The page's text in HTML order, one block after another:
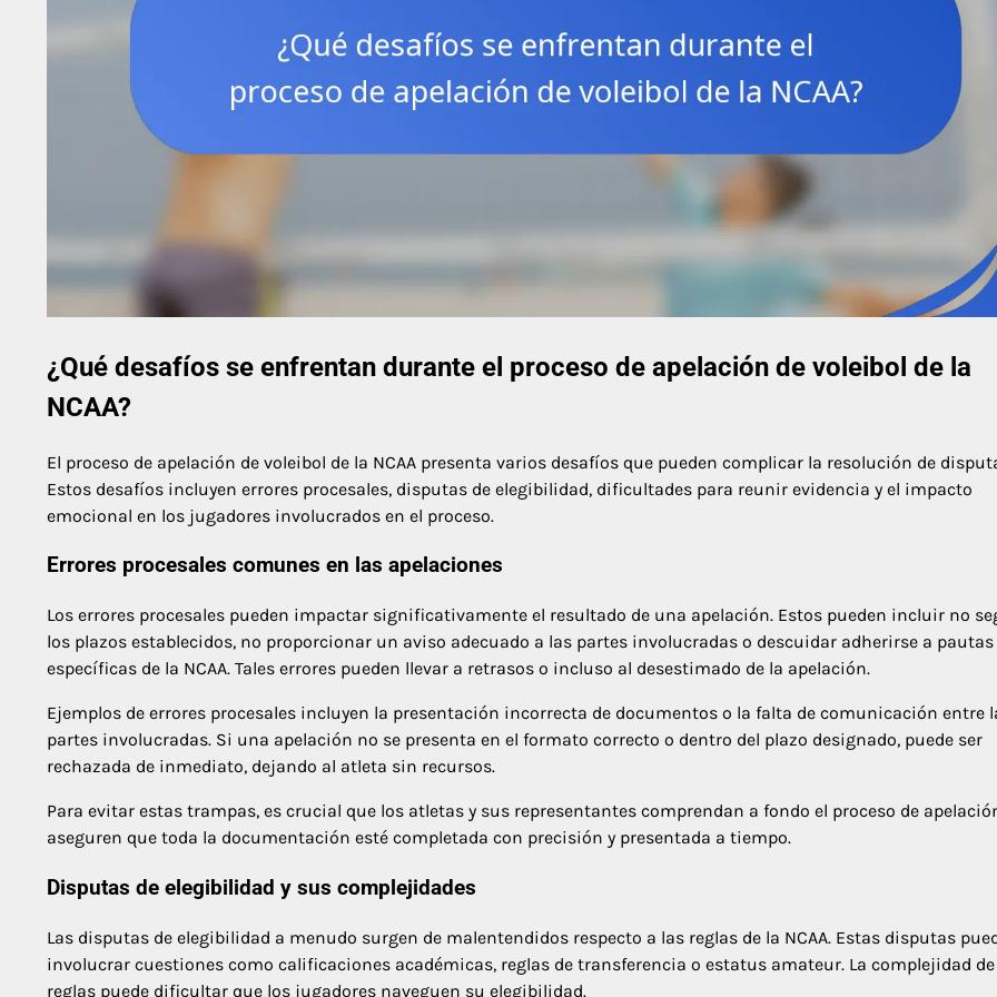
¿Qué desafíos se enfrentan durante el proceso de apelación de voleibol de la
NCAA?
El proceso de apelación de voleibol de la NCAA presenta varios desafíos que pueden complicar la resolución de
Estos desafíos incluyen errores procesales, disputas de elegibilidad, dificultades para reunir evidencia y el impacto
emocional en los jugadores involucrados en el proceso.
Errores procesales comunes en las apelaciones
Los errores procesales pueden impactar significativamente el resultado de una apelación. Estos pueden incluir no
los plazos establecidos, no proporcionar un aviso adecuado a las partes involucradas o descuidar adherirse a pautas
específicas de la NCAA. Tales errores pueden llevar a retrasos o incluso al desestimado de la apelación.
Ejemplos de errores procesales incluyen la presentación incorrecta de documentos o la falta de comunicación entre
partes involucradas. Si una apelación no se presenta en el formato correcto o dentro del plazo designado, puede ser
rechazada de inmediato, dejando al atleta sin recursos.
Para evitar estas trampas, es crucial que los atletas y sus representantes comprendan a fondo el proceso de
aseguren que toda la documentación esté completada con precisión y presentada a tiempo.
Disputas de elegibilidad y sus complejidades
Las disputas de elegibilidad a menudo surgen de malentendidos respecto a las reglas de la NCAA. Estas disputas
involucrar cuestiones como calificaciones académicas, reglas de transferencia o estatus amateur. La complejidad
reglas puede dificultar que los jugadores naveguen su elegibilidad.